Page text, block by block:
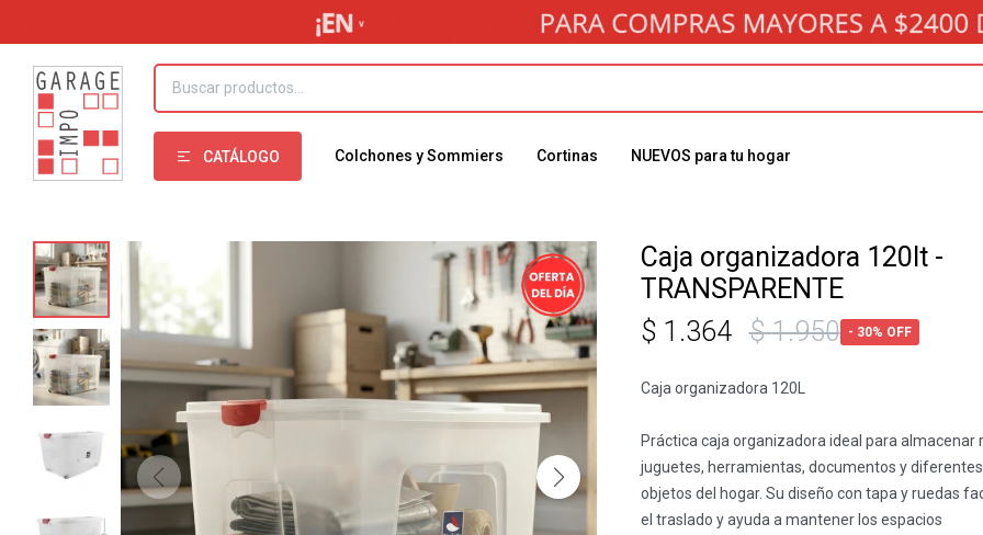
CATÁLOGO Colchones y Sommiers Cortinas NUEVOS para tu hogar
Caja organizadora 120lt -
TRANSPARENTE
$ 1.364 $ 1.950 30
Caja organizadora 120L
Práctica caja organizadora ideal para almacenar
juguetes, herramientas, documentos y diferentes
objetos del hogar. Su diseño con tapa y ruedas
el traslado y ayuda a mantener los espacios